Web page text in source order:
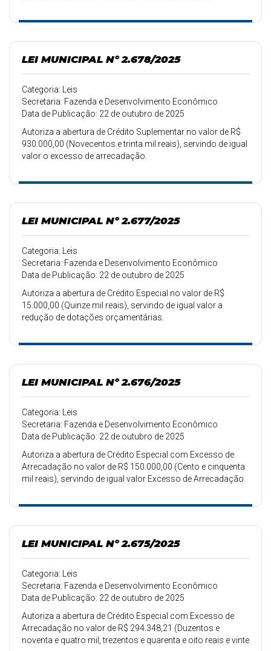
LEI MUNICIPAL Nº 2.678/2025
Categoria: Leis
Secretaria: Fazenda e Desenvolvimento Econômico
Data de Publicação: 22 de outubro de 2025
Autoriza a abertura de Crédito Suplementar no valor de R$
930.000,00 (Novecentos e trinta mil reais), servindo de igual
valor o excesso de arrecadação.
LEI MUNICIPAL Nº 2.677/2025
Categoria: Leis
Secretaria: Fazenda e Desenvolvimento Econômico
Data de Publicação: 22 de outubro de 2025
Autoriza a abertura de Crédito Especial no valor de R$
15.000,00 (Quinze mil reais), servindo de igual valor a
redução de dotações orçamentárias.
LEI MUNICIPAL Nº 2.676/2025
Categoria: Leis
Secretaria: Fazenda e Desenvolvimento Econômico
Data de Publicação: 22 de outubro de 2025
Autoriza a abertura de Crédito Especial com Excesso de
Arrecadação no valor de R$ 150.000,00 (Cento e cinquenta
mil reais), servindo de igual valor Excesso de Arrecadação.
LEI MUNICIPAL Nº 2.675/2025
Categoria: Leis
Secretaria: Fazenda e Desenvolvimento Econômico
Data de Publicação: 22 de outubro de 2025
Autoriza a abertura de Crédito Especial com Excesso de
Arrecadação no valor de R$ 294.348,21 (Duzentos e
noventa e quatro mil, trezentos e quarenta e oito reais e vinte